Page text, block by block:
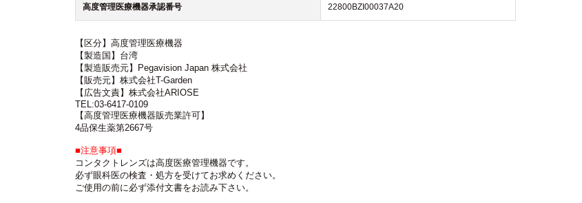
高度管理医療機器承認番号 22800BZI00037A20
【区分】高度管理医療機器
【製造国】台湾
【製造販売元】Pegavision Japan 株式会社
【販売元】株式会社T-Garden
【広告文責】株式会社ARIOSE
TEL:03-6417-0109
【高度管理医療機器販売業許可】
4品保生薬第2667号
■注意事項■
コンタクトレンズは高度医療管理機器です。
必ず眼科医の検査・処方を受けてお求めください。
ご使用の前に必ず添付文書をお読み下さい。